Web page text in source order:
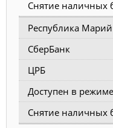
Снятие наличных
Республика
СберБанк
ЦРБ
Доступен в
Снятие наличных